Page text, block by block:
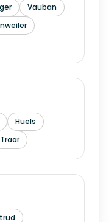
Vauban
Huels
Traar